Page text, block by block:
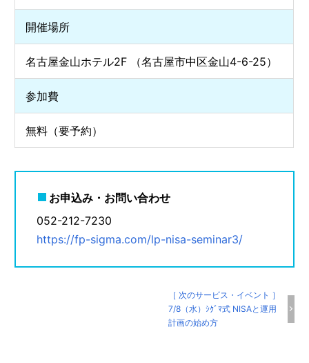
開催場所
名古屋金山ホテル2F （名古屋市中区金山4-6-25）
参加費
無料（要予約）
お申込み・お問い合わせ
052-212-7230
https://fp-sigma.com/lp-nisa-seminar3/
［ 次のサービス・イベント ］
7/8（水）ｼｸﾞﾏ式 NISAと運用
計画の始め方